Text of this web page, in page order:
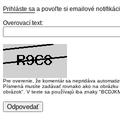
Prihláste sa a povoľte si emailové
Overovací text:
Pre overenie, že komentár sa nepridáva
Písmená musíte zadávať rovnako ako na
obrázok". V texte sa používajú iba znaky